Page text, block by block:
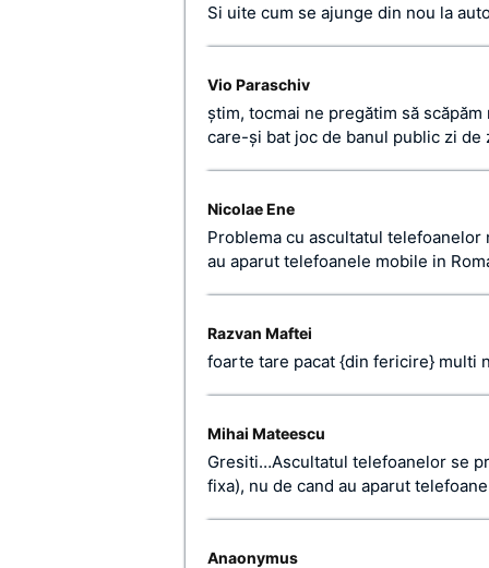
Si uite cum se ajunge din nou la
Vio Paraschiv
ştim, tocmai ne pregătim să
care-şi bat joc de banul public zi de
Nicolae Ene
Problema cu ascultatul
au aparut telefoanele mobile in
Razvan Maftei
foarte tare pacat {din fericire} multi
Mihai Mateescu
Gresiti…Ascultatul telefoanelor se
fixa), nu de cand au aparut
Anaonymus